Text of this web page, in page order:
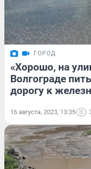
ГОРОД
«Хорошо, на
Волгограде
дорогу к
16 августа, 2023, 13:35